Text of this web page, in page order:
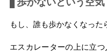
もし、誰も歩かなくなった
エスカレーターの上に立